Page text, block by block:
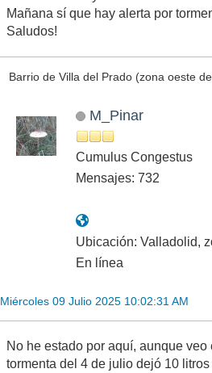
Mañana sí que hay alerta por
Saludos!
Barrio de Villa del Prado (zona oeste
M_Pinar
Cumulus Congestus
Mensajes: 732
Ubicación: Valladolid,
En línea
Miércoles 09 Julio 2025 10:02:31 AM
No he estado por aquí, aunque
tormenta del 4 de julio dejó 10